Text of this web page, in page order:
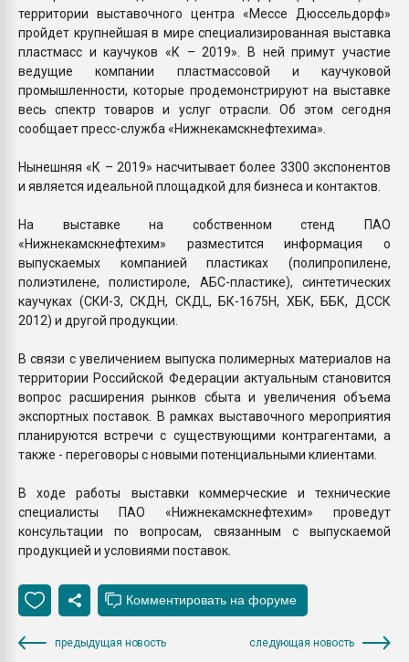
территории выставочного центра «Мессе Дюссельдорф»
пройдет крупнейшая в мире специализированная выставка
пластмасс и каучуков «К – 2019». В ней примут участие
ведущие компании пластмассовой и каучуковой
промышленности, которые продемонстрируют на выставке
весь спектр товаров и услуг отрасли. Об этом сегодня
сообщает пресс-служба «Нижнекамскнефтехима».
Нынешняя «К – 2019» насчитывает более 3300 экспонентов
и является идеальной площадкой для бизнеса и контактов.
На выставке на собственном стенд ПАО
«Нижнекамскнефтехим» разместится информация о
выпускаемых компанией пластиках (полипропилене,
полиэтилене, полистироле, АБС-пластике), синтетических
каучуках (СКИ-3, СКДН, СКДL, БК-1675Н, ХБК, ББК, ДССК
2012) и другой продукции.
В связи с увеличением выпуска полимерных материалов на
территории Российской Федерации актуальным становится
вопрос расширения рынков сбыта и увеличения объема
экспортных поставок. В рамках выставочного мероприятия
планируются встречи с существующими контрагентами, а
также - переговоры с новыми потенциальными клиентами.
В ходе работы выставки коммерческие и технические
специалисты ПАО «Нижнекамскнефтехим» проведут
консультации по вопросам, связанным с выпускаемой
продукцией и условиями поставок.
предыдущая новость следующая новость